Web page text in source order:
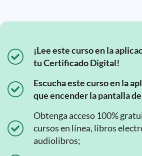
¡Lee este curso en la
tu Certificado Digital!
Escucha este curso en la
que encender la pantalla
Obtenga acceso 100%
cursos en línea, libros
audiolibros;